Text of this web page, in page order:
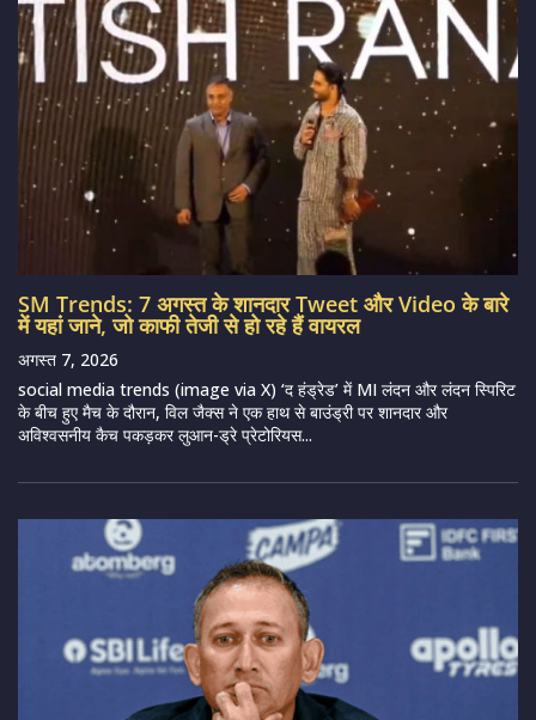
SM Trends: 7 अगस्त के शानदार Tweet और Video के बारे
में यहां जाने, जो काफी तेजी से हो रहे हैं वायरल
अगस्त 7, 2026
social media trends (image via X) ‘द हंड्रेड’ में MI लंदन और लंदन स्पिरिट
के बीच हुए मैच के दौरान, विल जैक्स ने एक हाथ से बाउंड्री पर शानदार और
अविश्वसनीय कैच पकड़कर लुआन-ड्रे प्रेटोरियस...